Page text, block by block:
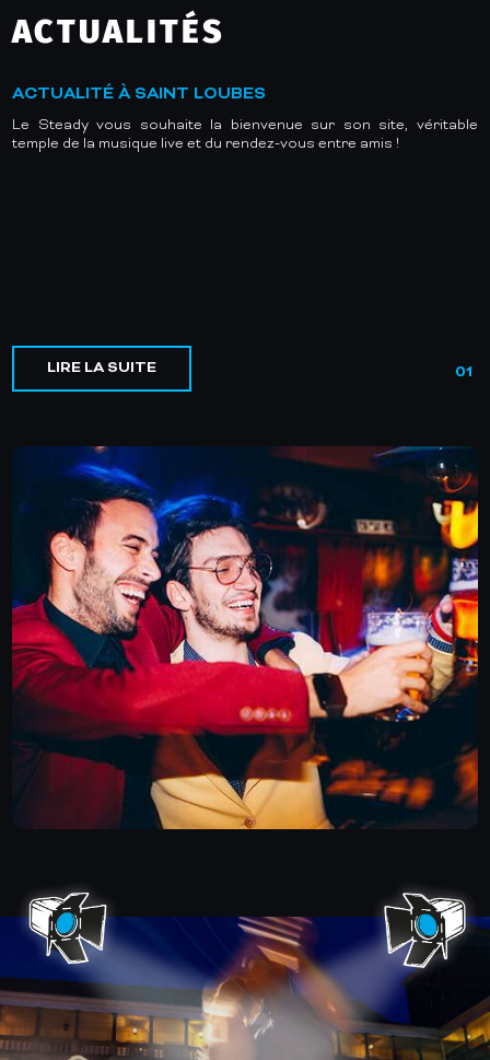
ACTUALITÉS
ACTUALITÉ À SAINT LOUBES
Le Steady vous souhaite la bienvenue sur son site, véritable
temple de la musique live et du rendez-vous entre amis !
LIRE LA SUITE 01